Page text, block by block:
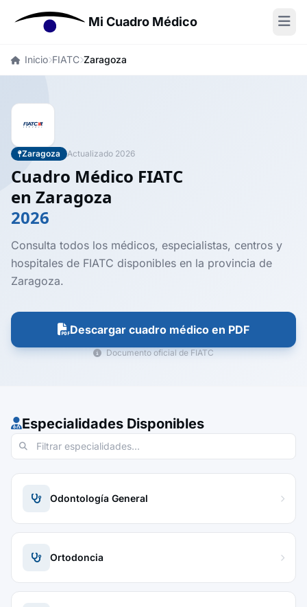
Mi Cuadro Médico
Inicio FIATC Zaragoza
Zaragoza Actualizado 2026
Cuadro Médico FIATC
en Zaragoza
2026
Consulta todos los médicos, especialistas, centros y
hospitales de FIATC disponibles en la provincia de
Zaragoza.
Descargar cuadro médico en PDF
Documento oficial de FIATC
Especialidades Disponibles
Odontología General
Ortodoncia